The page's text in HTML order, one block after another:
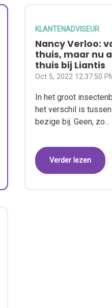
KLANTENADVISEUR
Nancy Verloo:
thuis, maar nu
thuis bij Liantis
Oct 5, 2022 12:37:50
In het groot
het verschil is
bezige bij. Geen, zo...
Verder lezen